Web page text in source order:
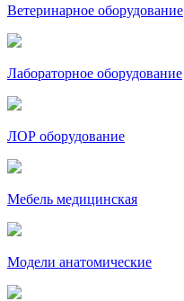
Ветеринарное оборудование
Лабораторное оборудование
ЛОР оборудование
Мебель медицинская
Модели анатомические